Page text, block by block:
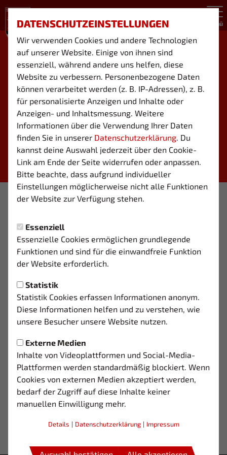
DATENSCHUTZEINSTELLUNGEN
Wir verwenden Cookies und andere Technologien
auf unserer Website. Einige von ihnen sind
essenziell, während andere uns helfen, diese
Website zu verbessern. Personenbezogene Daten
können verarbeitet werden (z. B. IP-Adressen), z. B.
für personalisierte Anzeigen und Inhalte oder
Anzeigen- und Inhaltsmessung. Weitere
Informationen über die Verwendung Ihrer Daten
finden Sie in unserer Datenschutzerklärung. Du
kannst deine Auswahl jederzeit über den Cookie-
Link am Ende der Seite widerrufen oder anpassen.
Bitte beachte, dass aufgrund individueller
Einstellungen möglicherweise nicht alle Funktionen
der Website zur Verfügung stehen.
Essenziell
Essenzielle Cookies ermöglichen grundlegende
Funktionen und sind für die einwandfreie Funktion
der Website erforderlich.
Statistik
Statistik Cookies erfassen Informationen anonym.
Diese Informationen helfen und zu verstehen, wie
unsere Besucher unsere Website nutzen.
Externe Medien
Inhalte von Videoplattformen und Social-Media-
Plattformen werden standardmäßig blockiert. Wenn
Cookies von externen Medien akzeptiert werden,
bedarf der Zugriff auf diese Inhalte keiner
manuellen Einwilligung mehr.
Details | Datenschutzerklärung | Impressum
Menü
Foto: Brams
Montag, 03.11.2025 18:39 Uhr
UNSER 1. VORSITZENDER
HAT GEHEIRATET
Im Standesamt in Solingen-Höhscheid haben
sich Simon und Sarah das Ja-Wort gegeben.
03 gratuliert dem Brautpaar und wünscht alles Gute für
die Zukunft.